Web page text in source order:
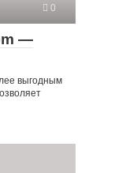
0
—
выгодным